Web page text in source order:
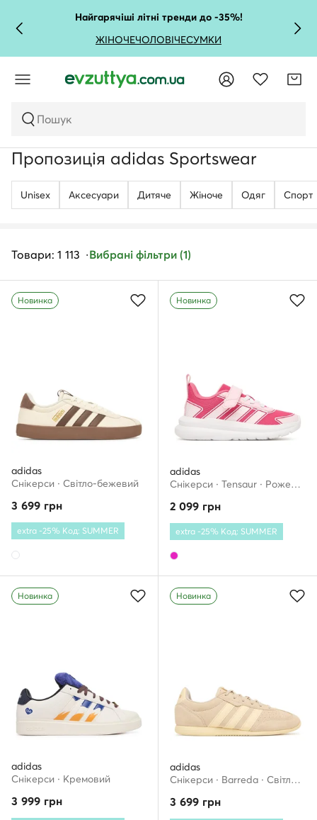
Найгарячіші літні тренди до -35%!
ЖІНОЧЕЧОЛОВІЧЕСУМКИ
Пошук
Пропозиція adidas Sportswear
Unisex Аксесуари Дитяче Жіноче Одяг Спорт
Товари: 1 113 Вибрані фільтри (1)
Новинка
adidas
Снікерcи · Світло-бежевий
3 699 грн
extra -25% Код: SUMMER
Новинка
adidas
Снікерcи · Tensaur · Рожевий
2 099 грн
extra -25% Код: SUMMER
Новинка
adidas
Снікерcи · Кремовий
3 999 грн
Новинка
adidas
Снікерcи · Barreda · Світло-бежевий
3 699 грн